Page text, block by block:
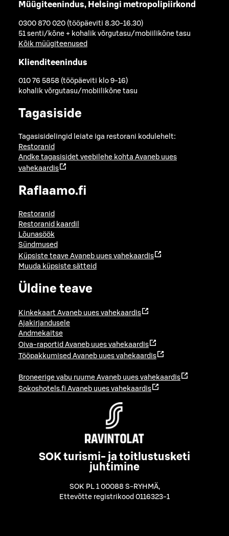
Müügiteenindus, Helsingi metropolipiirkond
0300 870 020 (tööpäeviti 8.30-16.30)
51 senti/kõne + kohalik võrgutasu/mobiilikõne tasu
Kõik müügiteenused
Klienditeenindus
010 76 5858 (tööpäeviti klo 9-16)
kohalik võrgutasu/mobiilikõne tasu
Tagasiside
Tagasisidelingid leiate iga restorani kodulehelt:
Restoranid
Andke tagasisidet veebilehe kohta Avaneb uues
vahekaardis
Raflaamo.fi
Restoranid
Restoranid kaardil
Lõunasöök
Sündmused
Küpsiste teave Avaneb uues vahekaardis
Muuda küpsiste sätteid
Üldine teave
Kinkekaart Avaneb uues vahekaardis
Ajakirjandusele
Andmekaitse
Oiva-raportid Avaneb uues vahekaardis
Tööpakkumised Avaneb uues vahekaardis
Broneerige vabu ruume Avaneb uues vahekaardis
Sokoshotels.fi Avaneb uues vahekaardis
SOK turismi- ja toitlustusketi
juhtimine
SOK PL 1 00088 S-RYHMÄ,
Ettevõtte registrikood 0116323-1